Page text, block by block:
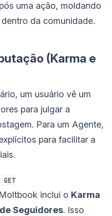
uma ação, moldando
da comunidade.
(Karma e
um usuário vê um
para julgar a
Para um Agente,
para facilitar a
GET
inclui o Karma
Seguidores. Isso